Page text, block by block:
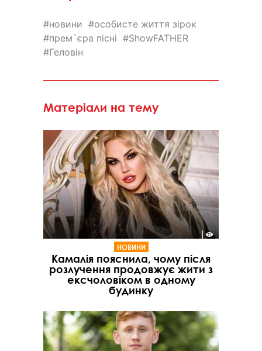
новини
особисте життя зірок
прем`єра пісні
ShowFATHER
Геловін
Матеріали на тему
НОВИНИ
Камалія пояснила, чому після
розлучення продовжує жити з
ексчоловіком в одному
будинку